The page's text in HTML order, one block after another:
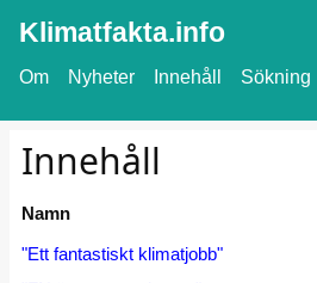
Klimatfakta.info
Om Nyheter Innehåll Sökning
Innehåll
Namn
"Ett fantastiskt klimatjobb"